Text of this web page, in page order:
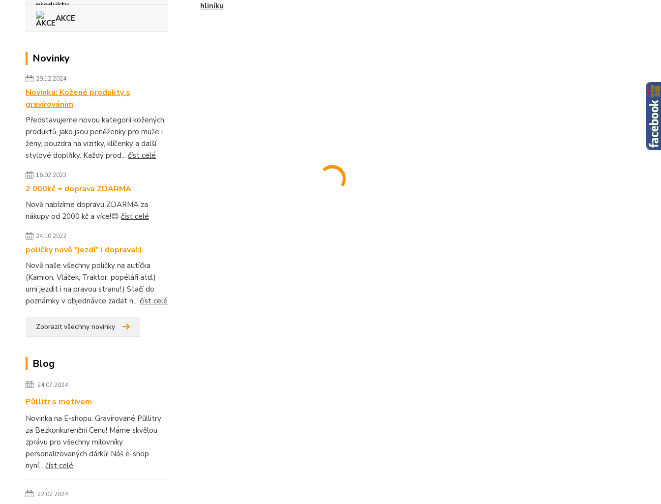
AKCE
Novinky
29.12.2024
Novinka: Kožené produkty s
gravírováním
Představujeme novou kategorii kožených
produktů, jako jsou peněženky pro muže i
ženy, pouzdra na vizitky, klíčenky a další
stylové doplňky. Každý prod... číst celé
16.02.2023
2 000kč = doprava ZDARMA
Nově nabízíme dopravu ZDARMA za
nákupy od 2000 kč a více!😊 číst celé
24.10.2022
poličky nově "jezdí" i doprava!:)
Nově naše všechny poličky na autíčka
(Kamion, Vláček, Traktor, popéláři atd.)
umí jezdit i na pravou stranu!:) Stačí do
poznámky v objednávce zadat n... číst celé
Zobrazit všechny novinky
Blog
24.07.2024
Půllitr s motivem
Novinka na E-shopu: Gravírované Půllitry
za Bezkonkurenční Cenu! Máme skvělou
zprávu pro všechny milovníky
personalizovaných dárků! Náš e-shop
nyní... číst celé
22.02.2024
hliníku